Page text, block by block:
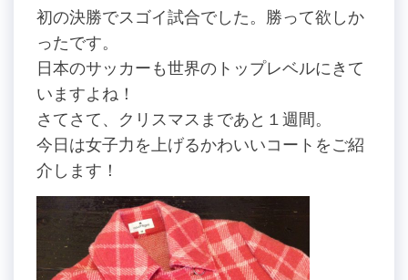
初の決勝でスゴイ試合でした。勝って欲しか
ったです。
日本のサッカーも世界のトップレベルにきて
いますよね！
さてさて、クリスマスまであと１週間。
今日は女子力を上げるかわいいコートをご紹
介します！